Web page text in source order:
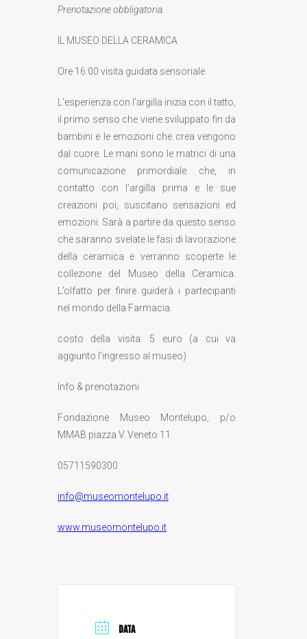
Prenotazione obbligatoria.
IL MUSEO DELLA CERAMICA
Ore 16:00 visita guidata sensoriale.
L’esperienza con l’argilla inizia con il tatto,
il primo senso che viene sviluppato fin da
bambini e le emozioni che crea vengono
dal cuore. Le mani sono le matrici di una
comunicazione primordiale che, in
contatto con l’argilla prima e le sue
creazioni poi, suscitano sensazioni ed
emozioni. Sarà a partire da questo senso
che saranno svelate le fasi di lavorazione
della ceramica e verranno scoperte le
collezione del Museo della Ceramica.
L’olfatto per finire guiderà i partecipanti
nel mondo della Farmacia.
costo della visita: 5 euro (a cui va
aggiunto l’ingresso al museo)
Info & prenotazioni
Fondazione Museo Montelupo, p/o
MMAB piazza V. Veneto 11
05711590300
info@museomontelupo.it
www.museomontelupo.it
DATA